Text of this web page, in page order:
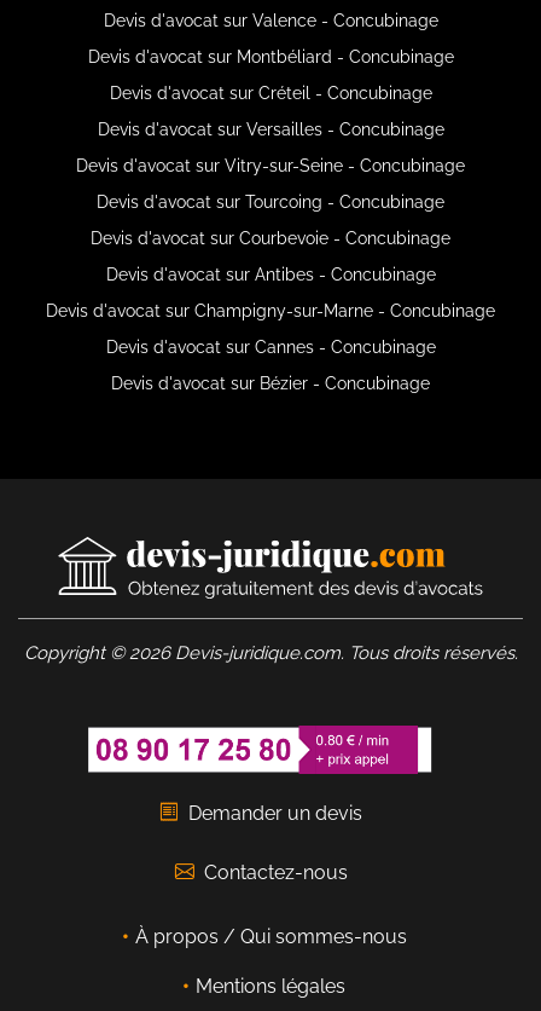
Devis d'avocat sur Valence - Concubinage
Devis d'avocat sur Montbéliard - Concubinage
Devis d'avocat sur Créteil - Concubinage
Devis d'avocat sur Versailles - Concubinage
Devis d'avocat sur Vitry-sur-Seine - Concubinage
Devis d'avocat sur Tourcoing - Concubinage
Devis d'avocat sur Courbevoie - Concubinage
Devis d'avocat sur Antibes - Concubinage
Devis d'avocat sur Champigny-sur-Marne - Concubinage
Devis d'avocat sur Cannes - Concubinage
Devis d'avocat sur Bézier - Concubinage
Copyright © 2026 Devis-juridique.com. Tous droits réservés.
Demander un devis
Contactez-nous
À propos / Qui sommes-nous
Mentions légales